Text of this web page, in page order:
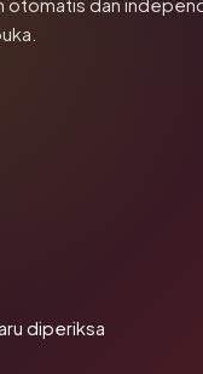
otomatis dan
diperiksa